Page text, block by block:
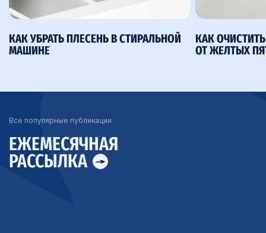
КАК УБРАТЬ ПЛЕСЕНЬ В СТИРАЛЬНОЙ
МАШИНЕ
КАК
ОТ ЖЕЛТЫХ
Все популярные публикации
ЕЖЕМЕСЯЧНАЯ
РАССЫЛКА